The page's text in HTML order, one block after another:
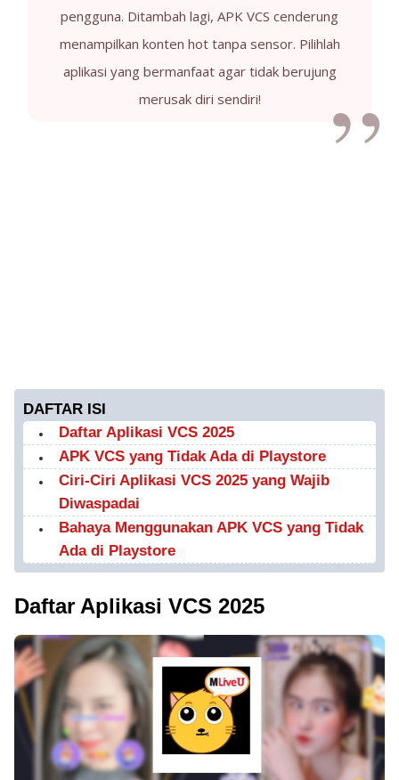
pengguna. Ditambah lagi, APK VCS cenderung
menampilkan konten hot tanpa sensor. Pilihlah
aplikasi yang bermanfaat agar tidak berujung
merusak diri sendiri!
DAFTAR ISI
Daftar Aplikasi VCS 2025
APK VCS yang Tidak Ada di Playstore
Ciri-Ciri Aplikasi VCS 2025 yang Wajib
Diwaspadai
Bahaya Menggunakan APK VCS yang Tidak
Ada di Playstore
Daftar Aplikasi VCS 2025